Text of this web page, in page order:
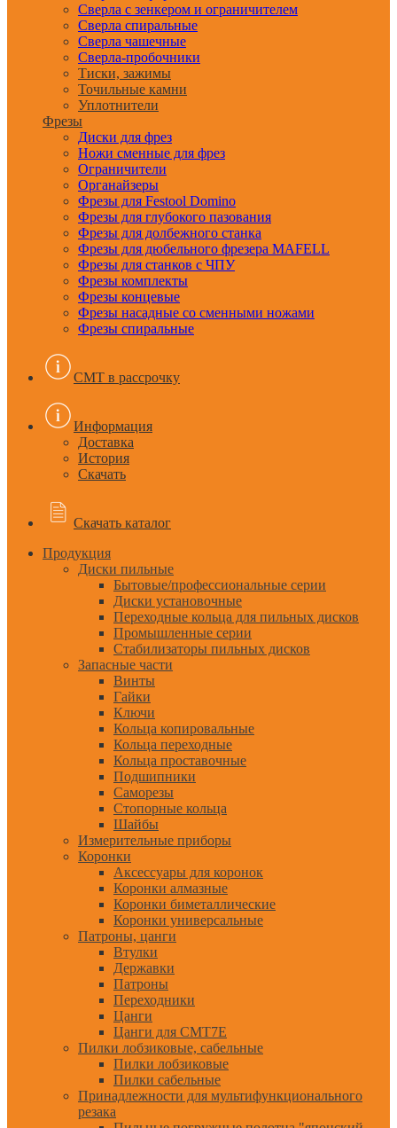
Сверла с зенкером и ограничителем
Сверла спиральные
Сверла чашечные
Сверла-пробочники
Тиски, зажимы
Точильные камни
Уплотнители
Фрезы
Диски для фрез
Ножи сменные для фрез
Ограничители
Органайзеры
Фрезы для Festool Domino
Фрезы для глубокого пазования
Фрезы для долбежного станка
Фрезы для дюбельного фрезера MAFELL
Фрезы для станков с ЧПУ
Фрезы комплекты
Фрезы концевые
Фрезы насадные со сменными ножами
Фрезы спиральные
CMT в рассрочку
Информация
Доставка
История
Скачать
Скачать каталог
Продукция
Диски пильные
Бытовые/профессиональные серии
Диски установочные
Переходные кольца для пильных дисков
Промышленные серии
Стабилизаторы пильных дисков
Запасные части
Винты
Гайки
Ключи
Кольца копировальные
Кольца переходные
Кольца проставочные
Подшипники
Саморезы
Стопорные кольца
Шайбы
Измерительные приборы
Коронки
Аксессуары для коронок
Коронки алмазные
Коронки биметаллические
Коронки универсальные
Патроны, цанги
Втулки
Державки
Патроны
Переходники
Цанги
Цанги для CMT7E
Пилки лобзиковые, сабельные
Пилки лобзиковые
Пилки сабельные
Принадлежности для мультифункционального
резака